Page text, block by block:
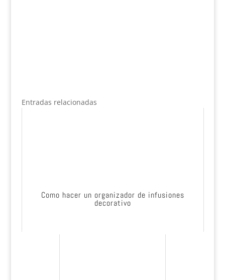
Entradas relacionadas
Como hacer un organizador de infusiones
decorativo